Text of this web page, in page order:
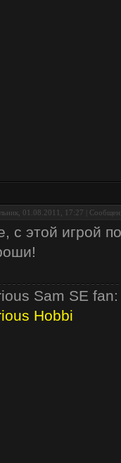
01.08.2011, 17:27 |
с этой игрой
Sam SE
Hobbi